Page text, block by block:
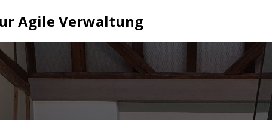
Agile Verwaltung